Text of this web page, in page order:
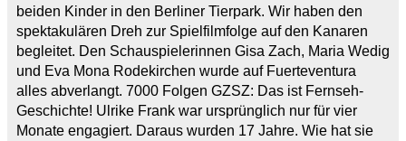
beiden Kinder in den Berliner Tierpark. Wir haben den
spektakulären Dreh zur Spielfilmfolge auf den Kanaren
begleitet. Den Schauspielerinnen Gisa Zach, Maria Wedig
und Eva Mona Rodekirchen wurde auf Fuerteventura
alles abverlangt. 7000 Folgen GZSZ: Das ist Fernseh-
Geschichte! Ulrike Frank war ursprünglich nur für vier
Monate engagiert. Daraus wurden 17 Jahre. Wie hat sie